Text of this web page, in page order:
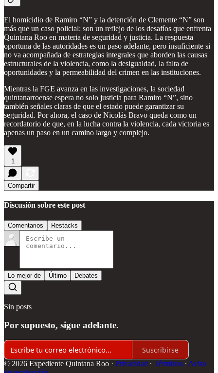
El homicidio de Ramiro “N” y la detención de Clemente “N” son
más que un caso policial: son un reflejo de los desafíos que enfrenta
Quintana Roo en materia de seguridad y justicia. La respuesta
oportuna de las autoridades es un paso adelante, pero insuficiente si
no va acompañada de estrategias integrales que aborden las causas
estructurales de la violencia, como la desigualdad, la falta de
oportunidades y la permeabilidad del crimen en las instituciones.
Mientras la FGE avanza en las investigaciones, la sociedad
quintanarroense espera no solo justicia para Ramiro “N”, sino
también señales claras de que el estado puede garantizar su
seguridad. Por ahora, el caso de Nicolás Bravo queda como un
recordatorio de que, en la lucha contra la violencia, cada victoria es
apenas un paso en un camino largo y complejo.
1
Compartir
Discusión sobre este post
Comentarios Restacks
Lo mejor de Último Debates
Sin posts
Por supuesto, sigue adelante.
Suscribirse
© 2026 Expediente Quintana Roo · Privacidad ∙ Términos ∙ Aviso